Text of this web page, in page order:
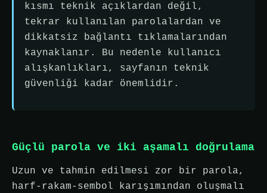
kısmı teknik açıklardan değil,
tekrar kullanılan parolalardan ve
dikkatsiz bağlantı tıklamalarından
kaynaklanır. Bu nedenle kullanıcı
alışkanlıkları, sayfanın teknik
güvenliği kadar önemlidir.
Güçlü parola ve iki aşamalı doğrulama
Uzun ve tahmin edilmesi zor bir parola,
harf-rakam-sembol karışımından oluşmalı